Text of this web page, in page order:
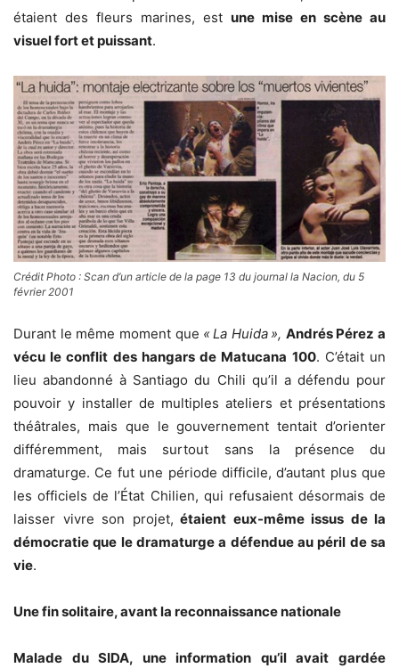
étaient des fleurs marines, est une mise en scène au
visuel fort et puissant.
Crédit Photo : Scan d’un article de la page 13 du journal la Nacion, du 5
février 2001
Durant le même moment que « La Huida », Andrés Pérez a
vécu le conflit des hangars de Matucana 100. C’était un
lieu abandonné à Santiago du Chili qu’il a défendu pour
pouvoir y installer de multiples ateliers et présentations
théâtrales, mais que le gouvernement tentait d’orienter
différemment, mais surtout sans la présence du
dramaturge. Ce fut une période difficile, d’autant plus que
les officiels de l’État Chilien, qui refusaient désormais de
laisser vivre son projet, étaient eux-même issus de la
démocratie que le dramaturge a défendue au péril de sa
vie.
Une fin solitaire, avant la reconnaissance nationale
Malade du SIDA, une information qu’il avait gardée